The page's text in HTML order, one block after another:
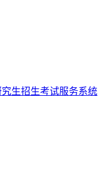
究生招生考试服务系统